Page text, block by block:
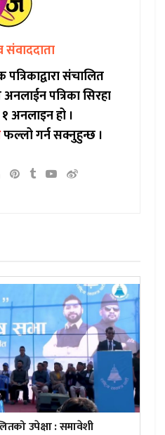
संवाददाता
संचालित
पत्रिका सिरहा
अनलाइन हो ।
फल्लो गर्न सक्नुहुन्छ ।
उपेक्षा : समावेशी